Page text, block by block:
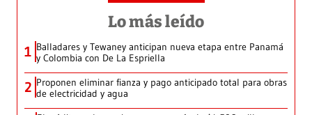
Lo más leído
1 Balladares y Tewaney anticipan nueva etapa entre Panamá
y Colombia con De La Espriella
2 Proponen eliminar fianza y pago anticipado total para obras
de electricidad y agua